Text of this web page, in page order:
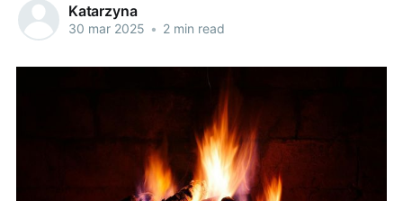
Katarzyna
30 mar 2025 • 2 min read